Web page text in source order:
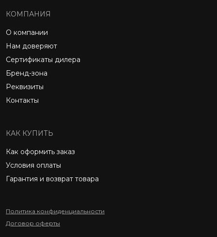
КОМПАНИЯ
О компании
Нам доверяют
Сертификаты дилера
Бренд-зона
Реквизиты
Контакты
КАК КУПИТЬ
Как оформить заказ
Условия оплаты
Гарантия и возврат товара
Политика конфиденциальности
Договор оферты